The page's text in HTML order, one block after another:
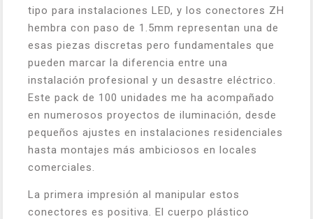
tipo para instalaciones LED, y los conectores ZH
hembra con paso de 1.5mm representan una de
esas piezas discretas pero fundamentales que
pueden marcar la diferencia entre una
instalación profesional y un desastre eléctrico.
Este pack de 100 unidades me ha acompañado
en numerosos proyectos de iluminación, desde
pequeños ajustes en instalaciones residenciales
hasta montajes más ambiciosos en locales
comerciales.
La primera impresión al manipular estos
conectores es positiva. El cuerpo plástico